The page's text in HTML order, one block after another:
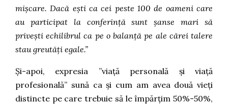
mișcare. Dacă ești ca cei peste 100 de oameni care
au participat la conferință sunt șanse mari să
privești echilibrul ca pe o balanță pe ale cărei talere
stau greutăți egale.”
Și-apoi, expresia ”viață personală și viață
profesională” sună ca și cum am avea două vieți
distincte pe care trebuie să le împărțim 50%-50%,